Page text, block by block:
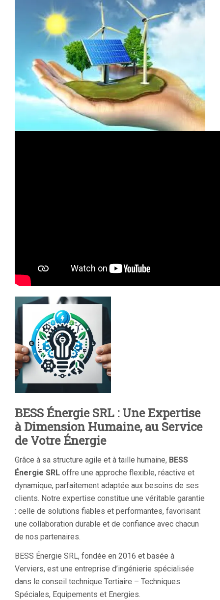
BESS Énergie SRL : Une Expertise
à Dimension Humaine, au Service
de Votre Énergie
Grâce à sa structure agile et à taille humaine, BESS
Énergie SRL offre une approche flexible, réactive et
dynamique, parfaitement adaptée aux besoins de ses
clients. Notre expertise constitue une véritable garantie
: celle de solutions fiables et performantes, favorisant
une collaboration durable et de confiance avec chacun
de nos partenaires.
BESS Énergie SRL, fondée en 2016 et basée à
Verviers, est une entreprise d’ingénierie spécialisée
dans le conseil technique Tertiaire – Techniques
Spéciales, Equipements et Energies.